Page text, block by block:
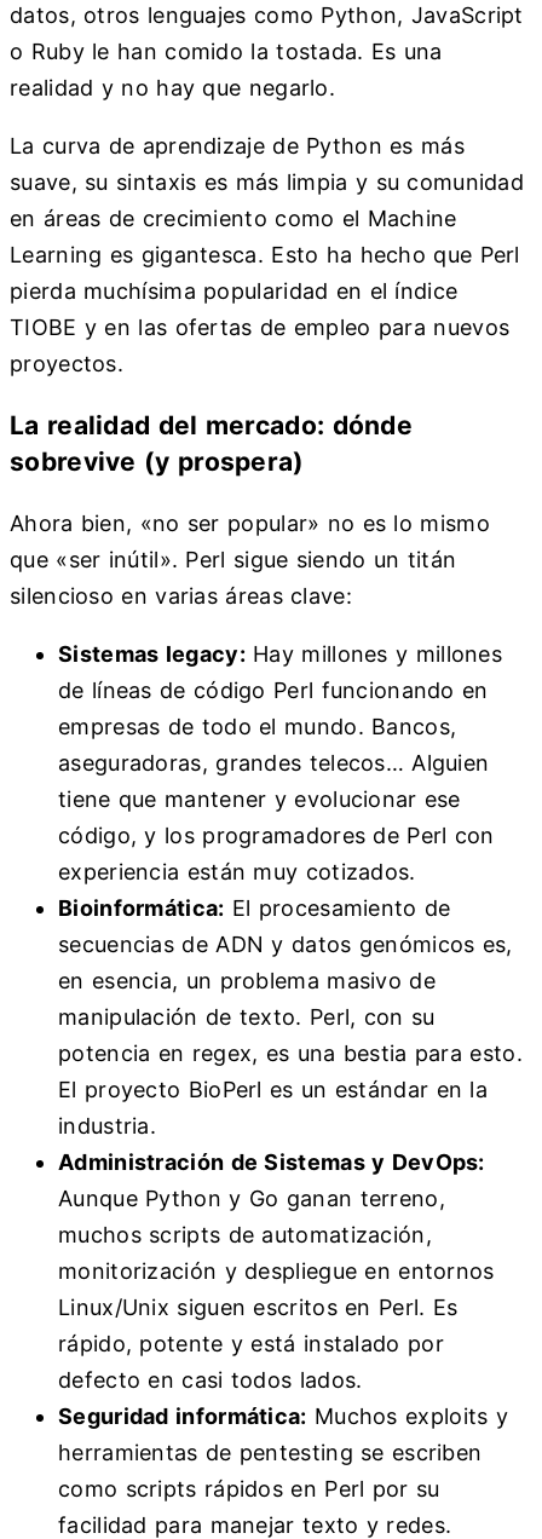
datos, otros lenguajes como Python, JavaScript
o Ruby le han comido la tostada. Es una
realidad y no hay que negarlo.
La curva de aprendizaje de Python es más
suave, su sintaxis es más limpia y su comunidad
en áreas de crecimiento como el Machine
Learning es gigantesca. Esto ha hecho que Perl
pierda muchísima popularidad en el índice
TIOBE y en las ofertas de empleo para nuevos
proyectos.
La realidad del mercado: dónde
sobrevive (y prospera)
Ahora bien, «no ser popular» no es lo mismo
que «ser inútil». Perl sigue siendo un titán
silencioso en varias áreas clave:
Sistemas legacy: Hay millones y millones
de líneas de código Perl funcionando en
empresas de todo el mundo. Bancos,
aseguradoras, grandes telecos… Alguien
tiene que mantener y evolucionar ese
código, y los programadores de Perl con
experiencia están muy cotizados.
Bioinformática: El procesamiento de
secuencias de ADN y datos genómicos es,
en esencia, un problema masivo de
manipulación de texto. Perl, con su
potencia en regex, es una bestia para esto.
El proyecto BioPerl es un estándar en la
industria.
Administración de Sistemas y DevOps:
Aunque Python y Go ganan terreno,
muchos scripts de automatización,
monitorización y despliegue en entornos
Linux/Unix siguen escritos en Perl. Es
rápido, potente y está instalado por
defecto en casi todos lados.
Seguridad informática: Muchos exploits y
herramientas de pentesting se escriben
como scripts rápidos en Perl por su
facilidad para manejar texto y redes.